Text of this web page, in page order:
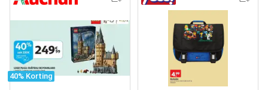
40% Korting